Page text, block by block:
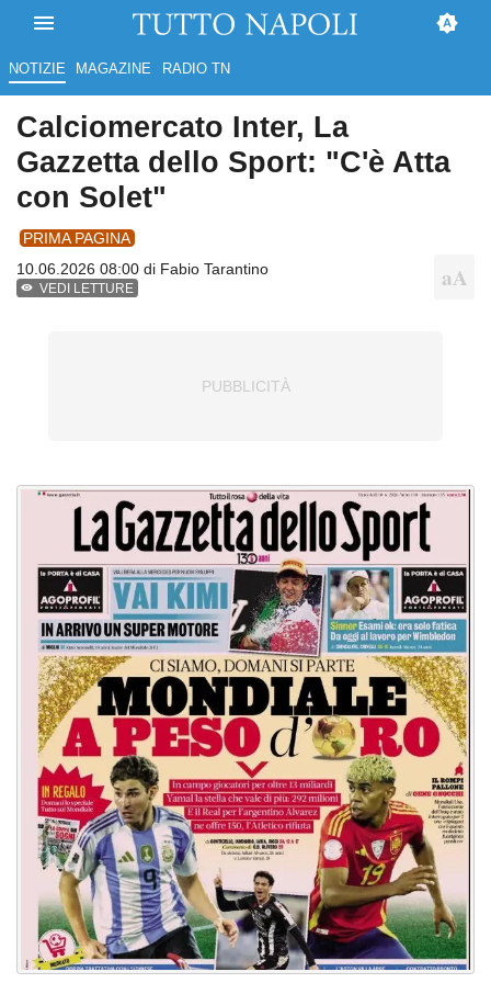
NOTIZIE MAGAZINE RADIO TN
Calciomercato Inter, La
Gazzetta dello Sport: "C'è Atta
con Solet"
PRIMA PAGINA
10.06.2026 08:00 di Fabio Tarantino
VEDI LETTURE